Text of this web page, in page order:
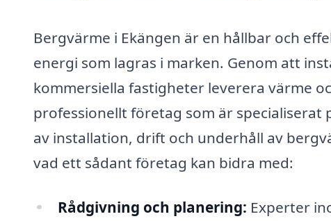
Bergvärme i Ekängen är en hållbar och
energi som lagras i marken. Genom att
kommersiella fastigheter leverera värme
professionellt företag som är
av installation, drift och underhåll av
vad ett sådant företag kan bidra med:
Rådgivning och planering: Experter